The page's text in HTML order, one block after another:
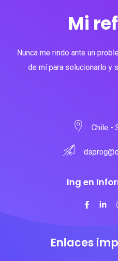
Mi
Nunca me rindo ante un
de mí para solucionarlo y
Chile -
Ing en
Enlaces